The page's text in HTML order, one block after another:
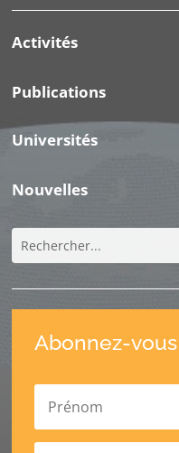
Activités
Publications
Universités
Nouvelles
Abonnez-